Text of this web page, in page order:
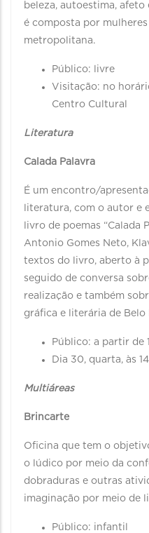
beleza, autoestima,
é composta por
metropolitana.
Público: livre
Visitação: no
Centro Cultural
Literatura
Calada Palavra
É um encontro/
literatura, com o autor e
livro de poemas “Calada
Antonio Gomes Neto,
textos do livro, aberto à
seguido de conversa
realização e também
gráfica e literária de Belo
Público: a partir de
Dia 30, quarta, às
Multiáreas
Brincarte
Oficina que tem o
o lúdico por meio da
dobraduras e outras
imaginação por meio de
Público: infantil